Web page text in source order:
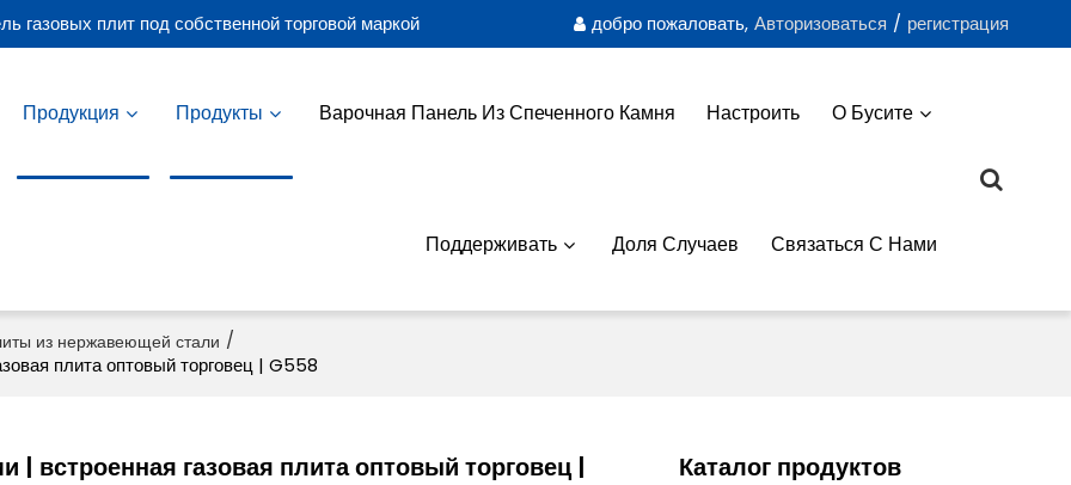
газовых плит под собственной торговой маркой добро пожаловать, Авторизоваться / регистрация
Продукция Продукты Варочная Панель Из Спеченного Камня Настроить О Бусите
Поддерживать Доля Случаев Связаться С Нами
из нержавеющей стали /
плита оптовый торговец | G558
встроенная газовая плита оптовый торговец | Каталог продуктов